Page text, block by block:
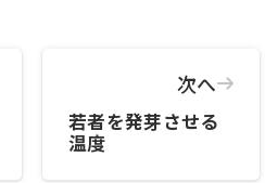
次へ
若者を発芽させる
温度